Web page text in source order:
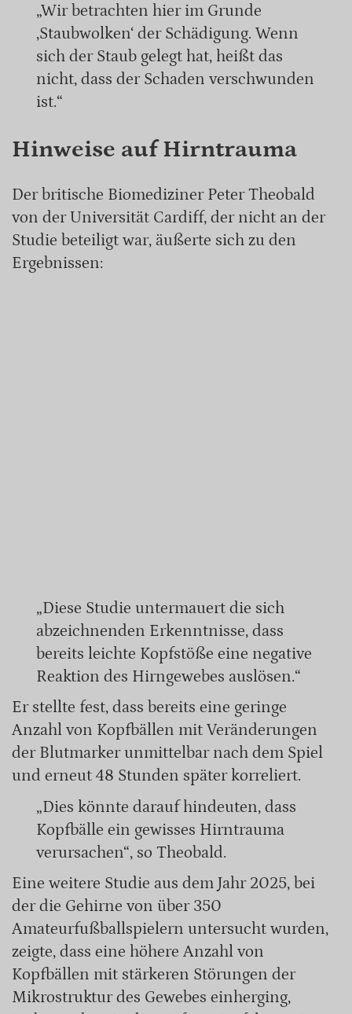
„Wir betrachten hier im Grunde
‚Staubwolken‘ der Schädigung. Wenn
sich der Staub gelegt hat, heißt das
nicht, dass der Schaden verschwunden
ist.“
Hinweise auf Hirntrauma
Der britische Biomediziner Peter Theobald
von der Universität Cardiff, der nicht an der
Studie beteiligt war, äußerte sich zu den
Ergebnissen:
„Diese Studie untermauert die sich
abzeichnenden Erkenntnisse, dass
bereits leichte Kopfstöße eine negative
Reaktion des Hirngewebes auslösen.“
Er stellte fest, dass bereits eine geringe
Anzahl von Kopfbällen mit Veränderungen
der Blutmarker unmittelbar nach dem Spiel
und erneut 48 Stunden später korreliert.
„Dies könnte darauf hindeuten, dass
Kopfbälle ein gewisses Hirntrauma
verursachen“, so Theobald.
Eine weitere Studie aus dem Jahr 2025, bei
der die Gehirne von über 350
Amateurfußballspielern untersucht wurden,
zeigte, dass eine höhere Anzahl von
Kopfbällen mit stärkeren Störungen der
Mikrostruktur des Gewebes einherging,